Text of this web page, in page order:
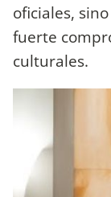
oficiales,
fuerte
culturales.